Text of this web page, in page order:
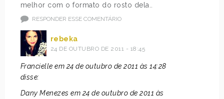
melhor com o formato do rosto dela..
RESPONDER ESSE COMENTÁRIO
rebeka
24 DE OUTUBRO DE 2011 - 18:45
Francielle em 24 de outubro de 2011 às 14:28
disse:
Dany Menezes em 24 de outubro de 2011 às